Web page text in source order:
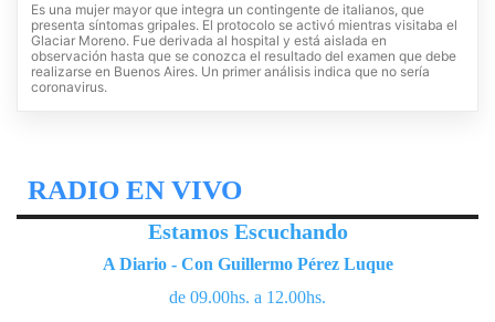
Es una mujer mayor que integra un contingente de italianos, que
presenta síntomas gripales. El protocolo se activó mientras visitaba el
Glaciar Moreno. Fue derivada al hospital y está aislada en
observación hasta que se conozca el resultado del examen que debe
realizarse en Buenos Aires. Un primer análisis indica que no sería
coronavirus.
RADIO EN VIVO
Estamos Escuchando
A Diario - Con Guillermo Pérez Luque
de 09.00hs. a 12.00hs.